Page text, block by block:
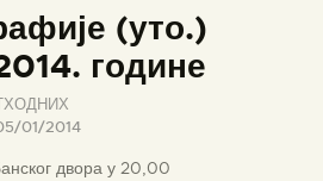
(уто.)
године
01/2014
двора у 20,00